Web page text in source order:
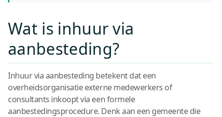
Wat is inhuur via
aanbesteding?
Inhuur via aanbesteding betekent dat een
overheidsorganisatie externe medewerkers of
consultants inkoopt via een formele
aanbestedingsprocedure. Denk aan een gemeente die